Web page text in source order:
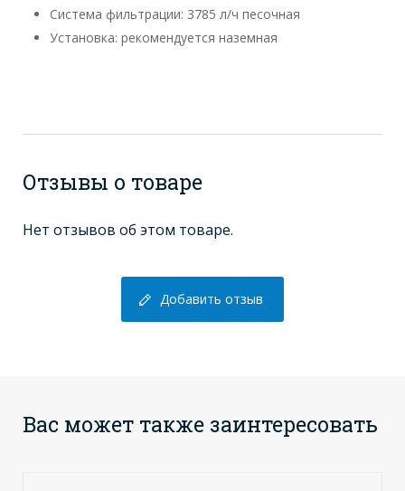
Система фильтрации: 3785 л/ч песочная
Установка: рекомендуется наземная
Отзывы о товаре
Нет отзывов об этом товаре.
Добавить отзыв
Вас может также заинтересовать